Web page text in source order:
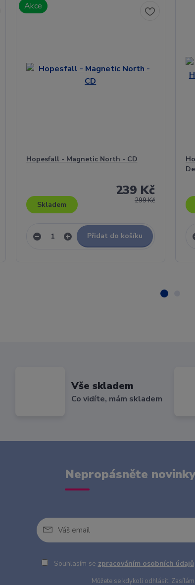
Akce
Hopesfall - Magnetic North - CD
299 Kč
239 Kč
Skladem
Přidat do košíku
Vše skladem
Co vidíte, mám skladem
Nepropásněte
Souhlasím se zpracováním osobních údajů
Můžete se kdykoli odhlásit.